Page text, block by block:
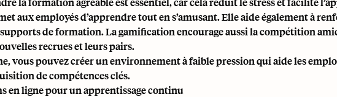
aux employés d’apprendre tout en s’amusant. Elle aide également à
supports de formation. La gamification encourage aussi la compétition
recrues et leurs pairs.
vous pouvez créer un environnement à faible pression qui aide les
de compétences clés.
en ligne pour un apprentissage continu